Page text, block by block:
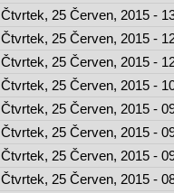
Čtvrtek, 25 Červen, 2015 -
Čtvrtek, 25 Červen, 2015 -
Čtvrtek, 25 Červen, 2015 -
Čtvrtek, 25 Červen, 2015 -
Čtvrtek, 25 Červen, 2015 -
Čtvrtek, 25 Červen, 2015 -
Čtvrtek, 25 Červen, 2015 -
Čtvrtek, 25 Červen, 2015 -